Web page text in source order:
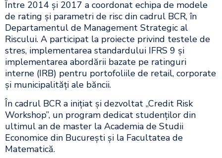
Între 2014 și 2017 a coordonat echipa de modele
de rating și parametri de risc din cadrul BCR, în
Departamentul de Management Strategic al
Riscului. A participat la proiecte privind testele de
stres, implementarea standardului IFRS 9 și
implementarea abordării bazate pe ratinguri
interne (IRB) pentru portofoliile de retail, corporate
și municipalități ale băncii.
În cadrul BCR a inițiat și dezvoltat „Credit Risk
Workshop”, un program dedicat studenților din
ultimul an de master la Academia de Studii
Economice din București și la Facultatea de
Matematică.